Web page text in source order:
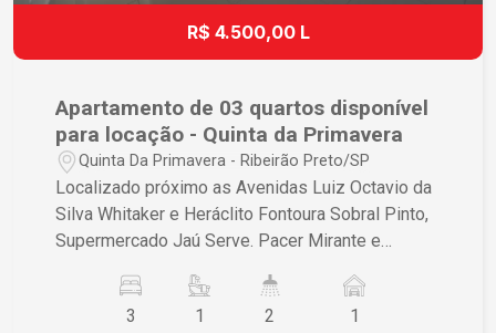
R$ 4.500,00 L
Apartamento de 03 quartos disponível
para locação - Quinta da Primavera
Quinta Da Primavera - Ribeirão Preto/SP
Localizado próximo as Avenidas Luiz Octavio da
Silva Whitaker e Heráclito Fontoura Sobral Pinto,
Supermercado Jaú Serve. Pacer Mirante e
93,11m² com: - 03 quartos sendo 01 suíte; - 03
banheiros; - 01 sala ampla para dois ambientes; -
3 1 2 1